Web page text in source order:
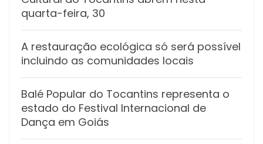
quarta-feira, 30
A restauração ecológica só será possível
incluindo as comunidades locais
Balé Popular do Tocantins representa o
estado do Festival Internacional de
Dança em Goiás